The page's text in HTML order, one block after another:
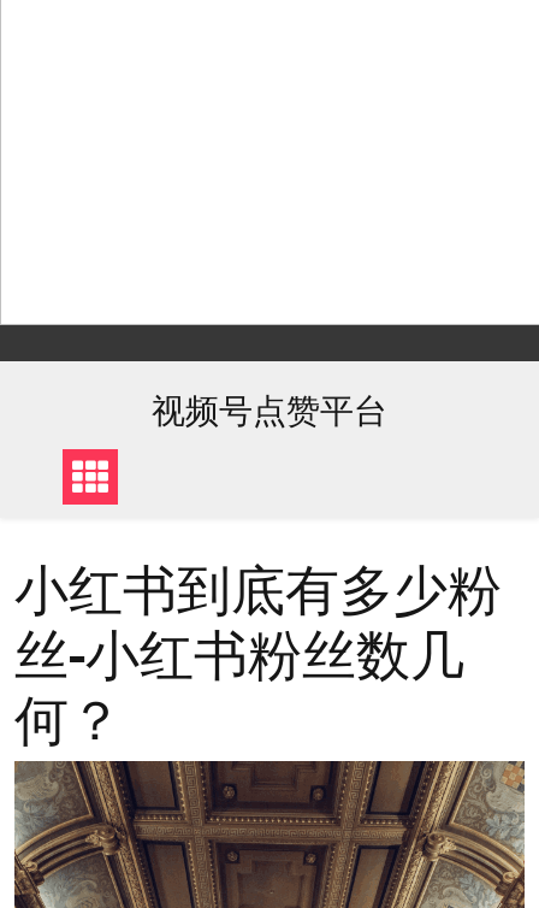
to
视频号点赞平台
小红书到底有多少粉
丝-小红书粉丝数几
何？